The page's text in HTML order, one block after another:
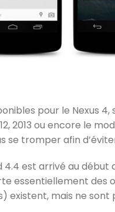
pour le Nexus
2013 ou encore le
se tromper afin
est arrivé au début
essentiellement des
existent, mais ne sont